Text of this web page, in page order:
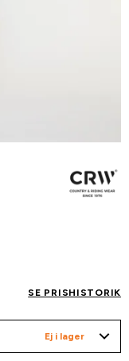
SE PRISHISTORIK
Ej i lager